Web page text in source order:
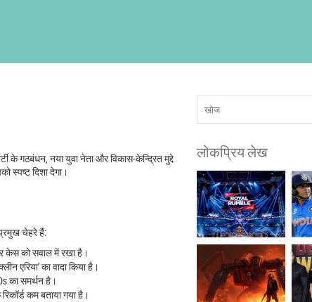
के गठबंधन, नया युवा नेता और विकास‑केन्द्रित मुद्दे
स्पष्ट दिशा देगा।
चेहरे हैं:
केस को सवाल में रखा है।
एरिया’ का वादा किया है।
का समर्थन है।
कम बताया गया है।
लोकप्रिय लेख